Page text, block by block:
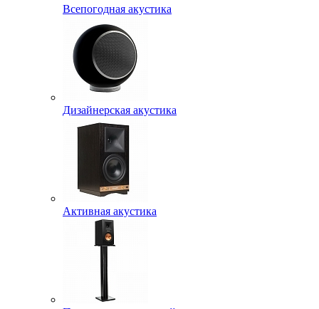
Всепогодная акустика
Дизайнерская акустика
Активная акустика